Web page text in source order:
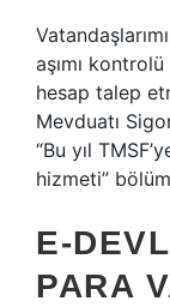
aşımı
hesap talep
Mevduatı
“Bu yıl
hizmeti”
E-
PARA